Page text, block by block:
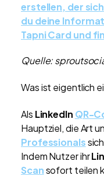
erstellen, der
du deine
Tapni Card und
Quelle:
Was ist eigentlich
Als LinkedIn QR-
Hauptziel, die Art
Professionals
Indem Nutzer ihr
Scansofort teilen